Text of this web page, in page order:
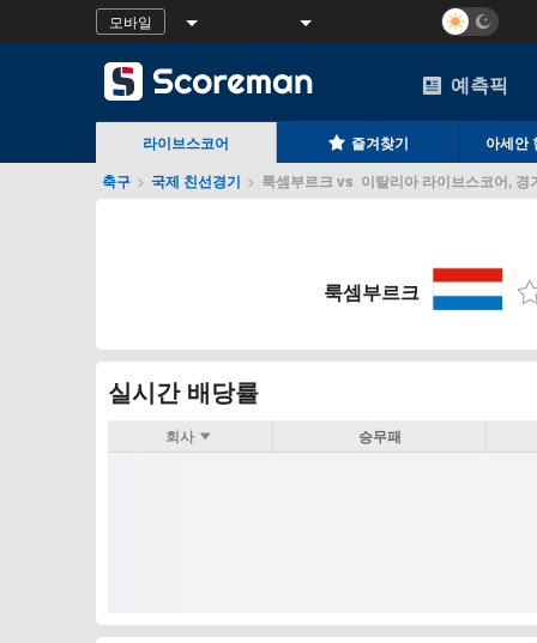
모바일
예측픽
라이브스코어 즐겨찾기
아세안
축구 > 국제 친선경기 > 룩셈부르크 vs 이탈리아 라이브스코어, 경
룩셈부르크
실시간 배당률
회사 승무패